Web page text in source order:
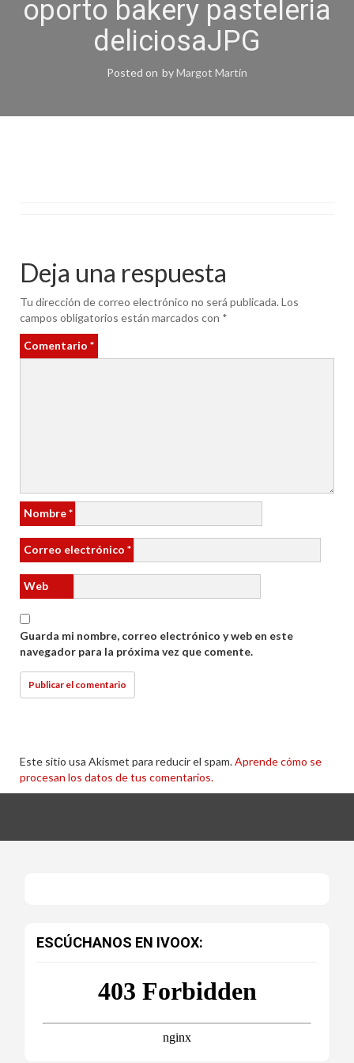
oporto bakery pasteleria
deliciosaJPG
Posted on byMargot Martín
Deja una respuesta
Tu dirección de correo electrónico no será publicada.Los
campos obligatorios están marcados con *
Comentario *
Nombre*
Correo electrónico *
Web
Guarda mi nombre, correo electrónico y web en este
navegador para la próxima vez que comente.
Este sitio usa Akismet para reducir el spam.Aprende cómo se
procesan los datos de tus comentarios.
ESCÚCHANOS EN IVOOX: